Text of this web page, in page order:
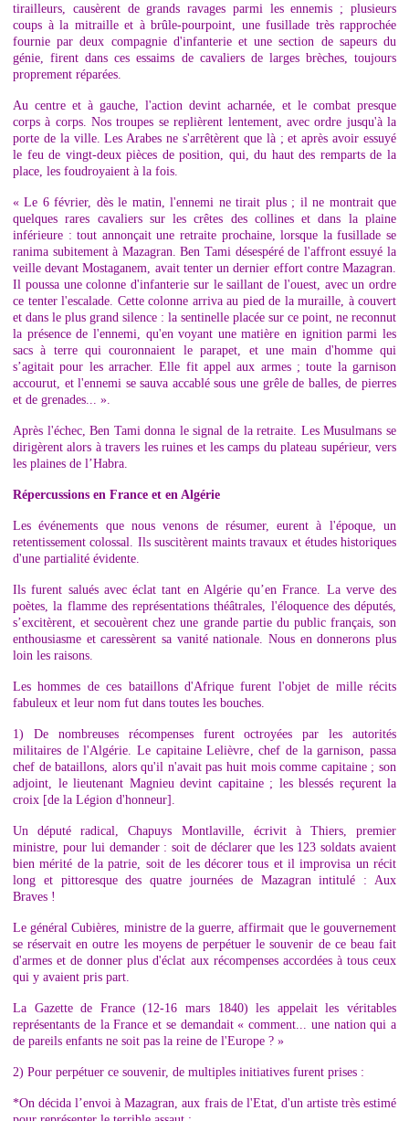
tirailleurs, causèrent de grands ravages parmi les ennemis ; plusieurs
coups à la mitraille et à brûle-pourpoint, une fusillade très rapprochée
fournie par deux compagnie d'infanterie et une section de sapeurs du
génie, firent dans ces essaims de cavaliers de larges brèches, toujours
proprement réparées.
Au centre et à gauche, l'action devint acharnée, et le combat presque
corps à corps. Nos troupes se replièrent lentement, avec ordre jusqu'à la
porte de la ville. Les Arabes ne s'arrêtèrent que là ; et après avoir essuyé
le feu de vingt-deux pièces de position, qui, du haut des remparts de la
place, les foudroyaient à la fois.
« Le 6 février, dès le matin, l'ennemi ne tirait plus ; il ne montrait que
quelques rares cavaliers sur les crêtes des collines et dans la plaine
inférieure : tout annonçait une retraite prochaine, lorsque la fusillade se
ranima subitement à Mazagran. Ben Tami désespéré de l'affront essuyé la
veille devant Mostaganem, avait tenter un dernier effort contre Mazagran.
Il poussa une colonne d'infanterie sur le saillant de l'ouest, avec un ordre
ce tenter l'escalade. Cette colonne arriva au pied de la muraille, à couvert
et dans le plus grand silence : la sentinelle placée sur ce point, ne reconnut
la présence de l'ennemi, qu'en voyant une matière en ignition parmi les
sacs à terre qui couronnaient le parapet, et une main d'homme qui
s’agitait pour les arracher. Elle fit appel aux armes ; toute la garnison
accourut, et l'ennemi se sauva accablé sous une grêle de balles, de pierres
et de grenades... ».
Après l'échec, Ben Tami donna le signal de la retraite. Les Musulmans se
dirigèrent alors à travers les ruines et les camps du plateau supérieur, vers
les plaines de l’Habra.
Répercussions en France et en Algérie
Les événements que nous venons de résumer, eurent à l'époque, un
retentissement colossal. Ils suscitèrent maints travaux et études historiques
d'une partialité évidente.
Ils furent salués avec éclat tant en Algérie qu’en France. La verve des
poètes, la flamme des représentations théâtrales, l'éloquence des députés,
s’excitèrent, et secouèrent chez une grande partie du public français, son
enthousiasme et caressèrent sa vanité nationale. Nous en donnerons plus
loin les raisons.
Les hommes de ces bataillons d'Afrique furent l'objet de mille récits
fabuleux et leur nom fut dans toutes les bouches.
1) De nombreuses récompenses furent octroyées par les autorités
militaires de l'Algérie. Le capitaine Lelièvre, chef de la garnison, passa
chef de bataillons, alors qu'il n'avait pas huit mois comme capitaine ; son
adjoint, le lieutenant Magnieu devint capitaine ; les blessés reçurent la
croix [de la Légion d'honneur].
Un député radical, Chapuys Montlaville, écrivit à Thiers, premier
ministre, pour lui demander : soit de déclarer que les 123 soldats avaient
bien mérité de la patrie, soit de les décorer tous et il improvisa un récit
long et pittoresque des quatre journées de Mazagran intitulé : Aux
Braves !
Le général Cubières, ministre de la guerre, affirmait que le gouvernement
se réservait en outre les moyens de perpétuer le souvenir de ce beau fait
d'armes et de donner plus d'éclat aux récompenses accordées à tous ceux
qui y avaient pris part.
La Gazette de France (12-16 mars 1840) les appelait les véritables
représentants de la France et se demandait « comment... une nation qui a
de pareils enfants ne soit pas la reine de l'Europe ? »
2) Pour perpétuer ce souvenir, de multiples initiatives furent prises :
*On décida l’envoi à Mazagran, aux frais de l'Etat, d'un artiste très estimé